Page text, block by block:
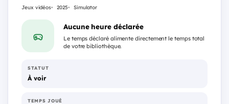
Jeux vidéos 2025 Simulator
Aucune heure déclarée
Le temps déclaré alimente directement le temps total
de votre bibliothèque.
STATUT
À voir
TEMPS JOUÉ